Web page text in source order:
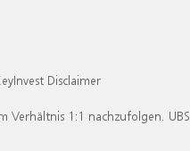
Disclaimer
Verhältnis 1:1 nachzufolgen. UBS